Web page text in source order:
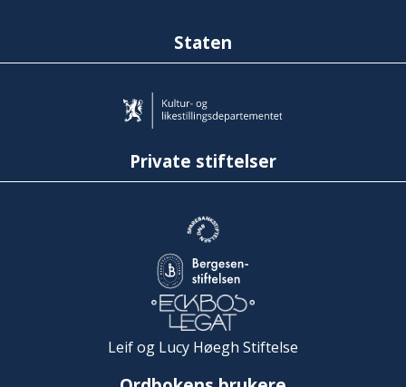
Staten
Private stiftelser
Leif og Lucy Høegh Stiftelse